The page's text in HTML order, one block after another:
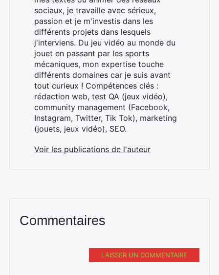
sociaux, je travaille avec sérieux,
passion et je m'investis dans les
différents projets dans lesquels
j'interviens. Du jeu vidéo au monde du
jouet en passant par les sports
mécaniques, mon expertise touche
différents domaines car je suis avant
tout curieux ! Compétences clés :
rédaction web, test QA (jeux vidéo),
community management (Facebook,
Instagram, Twitter, Tik Tok), marketing
(jouets, jeux vidéo), SEO.
Voir les publications de l'auteur
Commentaires
LAISSER UN COMMENTAIRE
Rechercher
: